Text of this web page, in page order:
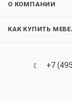
О КОМПАНИИ
КАК КУПИТЬ
+7